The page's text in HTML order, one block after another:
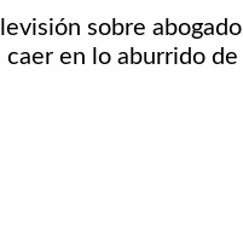
sobre
en lo aburrido